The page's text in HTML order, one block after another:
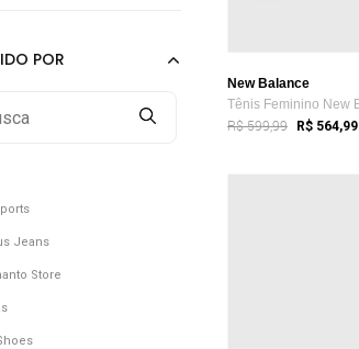
Lilás
Jeans
Store
New Balance
R$ 599,99 R$ 564,99